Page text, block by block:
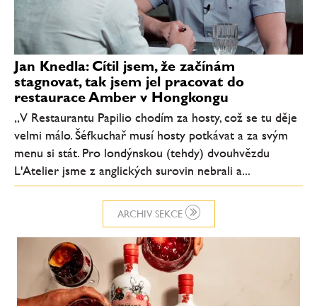
ARCHIV SEKCE
Jan Knedla: Cítil jsem, že začínám
stagnovat, tak jsem jel pracovat do
restaurace Amber v Hongkongu
„V Restaurantu Papilio chodím za hosty, což se tu děje
velmi málo. Šéfkuchař musí hosty potkávat a za svým
menu si stát. Pro londýnskou (tehdy) dvouhvězdu
L'Atelier jsme z anglických surovin nebrali a...